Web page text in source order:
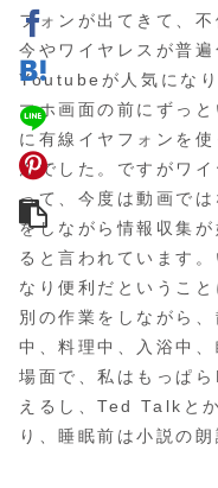
フォンが出てきて、
今やワイヤレスが普遍
Youtubeが人気にな
マホ画面の前にずっ
に有線イヤフォンを
んでした。ですがワ
って、今度は動画で
をしながら情報収集
ると言われています
なり便利だということ
別の作業をしながら
中、料理中、入浴中
場面で、私はもっぱ
えるし、Ted Talkと
り、睡眠前は小説の